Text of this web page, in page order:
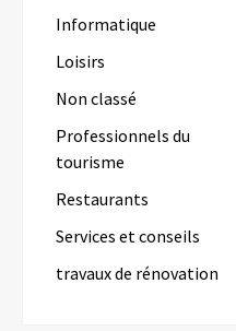
Informatique
Loisirs
Non classé
Professionnels du
tourisme
Restaurants
Services et conseils
travaux de rénovation